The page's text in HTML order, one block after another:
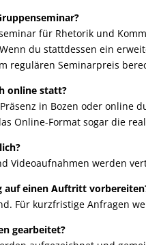
für Rhetorik und
du stattdessen ein
regulären Seminarpreis
online statt?
in Bozen oder online
Online-Format sogar die
Videoaufnahmen werden
auf einen Auftritt
Für kurzfristige Anfragen
gearbeitet?